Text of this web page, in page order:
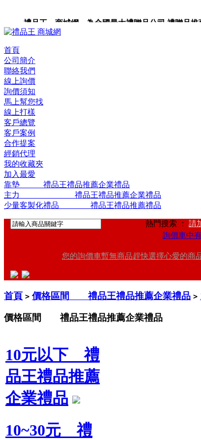
禮品王 商城網 為全國最大禮贈品公司,禮贈品推
站。
首頁
公司簡介
聯絡我們
線上詢價
詢價須知
馬上幫您找
線上打樣
客戶總覽
客戶案例
合作提案
經銷代理
我的收藏夾
加入最愛
靠墊 禮品王禮品推薦企業禮品
主力 禮品王禮品推薦企業禮品
少量客製化禮品 禮品王禮品推薦禮品
熱門搜索 ： 請
詢價車中
您的詢價車暫無商品趕快選擇心愛的商
首頁 > 價格區間 禮品王禮品推薦企業禮品 >
價格區間 禮品王禮品推薦企業禮品
10元以下 禮
品王禮品推薦
企業禮品
10~30元 禮